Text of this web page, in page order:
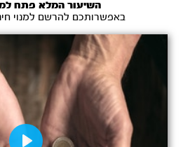
השיעור המלא פתח
באפשרותכם להרשם למנוי